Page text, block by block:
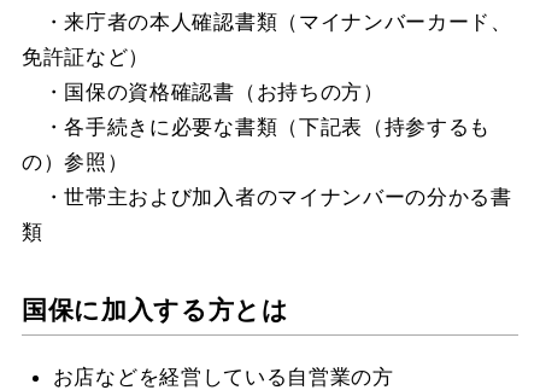
・来庁者の本人確認書類（マイナンバーカード、
免許証など）
・国保の資格確認書（お持ちの方）
・各手続きに必要な書類（下記表（持参するも
の）参照）
・世帯主および加入者のマイナンバーの分かる書
類
国保に加入する方とは
お店などを経営している自営業の方